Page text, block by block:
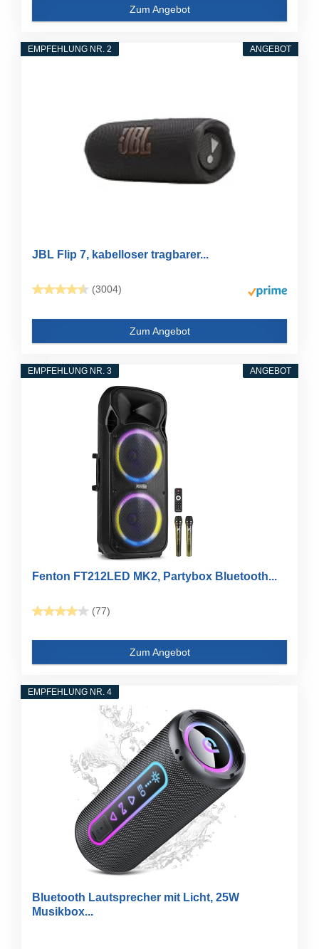
Zum Angebot
ANGEBOT
EMPFEHLUNG NR. 2
JBL Flip 7, kabelloser tragbarer...
(3004)
Zum Angebot
ANGEBOT
EMPFEHLUNG NR. 3
Fenton FT212LED MK2, Partybox Bluetooth...
(77)
Zum Angebot
EMPFEHLUNG NR. 4
Bluetooth Lautsprecher mit Licht, 25W
Musikbox...